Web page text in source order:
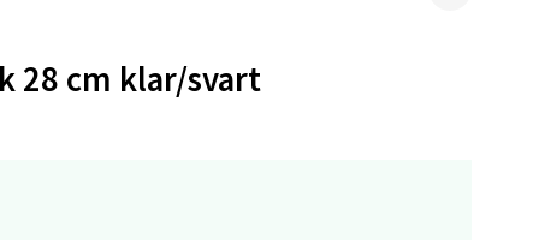
28 cm klar/svart